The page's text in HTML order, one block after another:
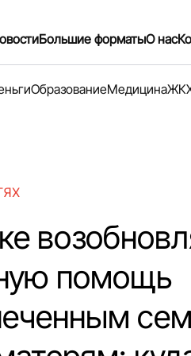
Большие форматыО нас
ОбразованиеМедицина
помощь